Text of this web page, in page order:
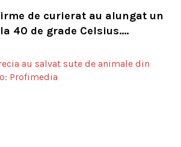
de curierat au alungat un
40 de grade Celsius.